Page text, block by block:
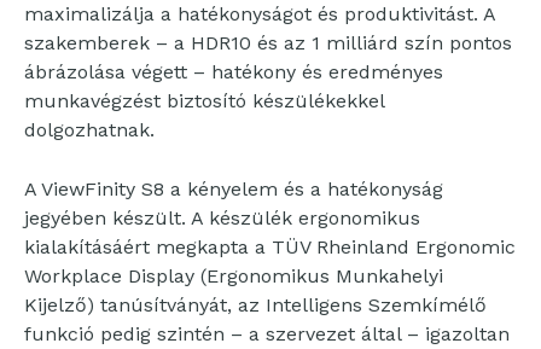
maximalizálja a hatékonyságot és produktivitást. A
szakemberek – a HDR10 és az 1 milliárd szín pontos
ábrázolása végett – hatékony és eredményes
munkavégzést biztosító készülékekkel
dolgozhatnak.
A ViewFinity S8 a kényelem és a hatékonyság
jegyében készült. A készülék ergonomikus
kialakításáért megkapta a TÜV Rheinland Ergonomic
Workplace Display (Ergonomikus Munkahelyi
Kijelző) tanúsítványát, az Intelligens Szemkímélő
funkció pedig szintén – a szervezet által – igazoltan